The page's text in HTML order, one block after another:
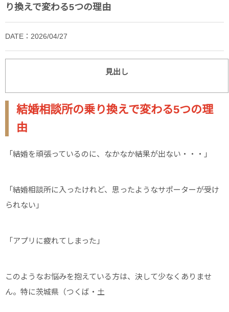
り換えで変わる5つの理由
DATE：2026/04/27
見出し
結婚相談所の乗り換えで変わる5つの理
由
「結婚を頑張っているのに、なかなか結果が出ない・・・」
「結婚相談所に入ったけれど、思ったようなサポーターが受け
られない」
「アプリに疲れてしまった」
このようなお悩みを抱えている方は、決して少なくありませ
ん。特に茨城県（つくば・土